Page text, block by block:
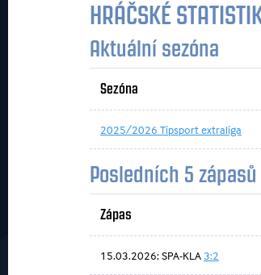
HRÁČSKÉ
Aktuální sezóna
Sezóna
2025/2026 Tipsport extraliga
Posledních 5 zápasů
Zápas
15.03.2026: SPA-KLA3:2